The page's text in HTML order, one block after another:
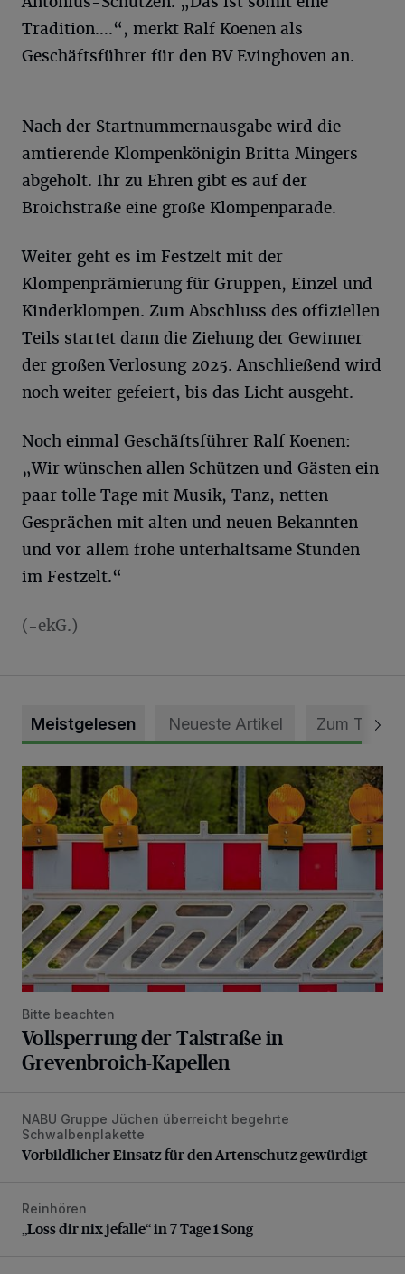
Tradition….“, merkt Ralf Koenen als
Geschäftsführer für den BV Evinghoven an.
Nach der Startnummernausgabe wird die
amtierende Klompenkönigin Britta Mingers
abgeholt. Ihr zu Ehren gibt es auf der
Broichstraße eine große Klompenparade.
Weiter geht es im Festzelt mit der
Klompenprämierung für Gruppen, Einzel und
Kinderklompen. Zum Abschluss des offiziellen
Teils startet dann die Ziehung der Gewinner
der großen Verlosung 2025. Anschließend wird
noch weiter gefeiert, bis das Licht ausgeht.
Noch einmal Geschäftsführer Ralf Koenen:
„Wir wünschen allen Schützen und Gästen ein
paar tolle Tage mit Musik, Tanz, netten
Gesprächen mit alten und neuen Bekannten
und vor allem frohe unterhaltsame Stunden
im Festzelt.“
(-ekG.)
Meistgelesen Neueste Artikel Zum Thema
Vollsperrung der Talstraße in Grevenbroich-Kapellen
Bitte beachten
Vollsperrung der Talstraße in
Grevenbroich-Kapellen
Vorbildlicher Einsatz für den Artenschutz gewürdigt
NABU Gruppe Jüchen überreicht begehrte
Schwalbenplakette
Vorbildlicher Einsatz für den Artenschutz gewürdigt
„Loss dir nix jefalle“ in 7 Tage 1 Song
Reinhören
„Loss dir nix jefalle“ in 7 Tage 1 Song